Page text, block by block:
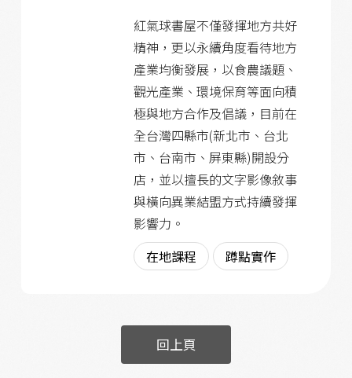
紅氣球書屋不僅發揮地方共好
精神，更以永續角度看待地方
產業均衡發展，以食農議題、
觀光產業、環境保育等面向積
極與地方合作及倡議，目前在
全台灣四縣市(新北市、台北
市、台南市、屏東縣)開設分
店，並以擅長的文字影像敘事
與橫向異業結盟方式持續發揮
影響力。
在地課程
蹲點實作
回上頁